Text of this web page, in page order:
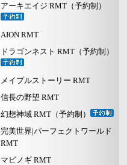
アーキエイジ RMT（予約制）
AION RMT
ドラゴンネスト RMT（予約制）
メイプルストーリー RMT
信長の野望 RMT
幻想神域 RMT（予約制）
完美世界|パーフェクトワールド
RMT
マビノギ RMT